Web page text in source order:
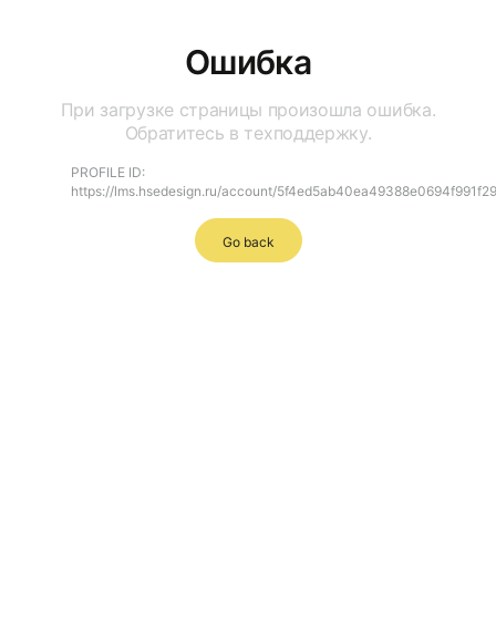
Ошибка
При загрузке страницы произошла ошибка.
Обратитесь в техподдержку.
PROFILE ID:
https://lms.hsedesign.ru/account/
Go back